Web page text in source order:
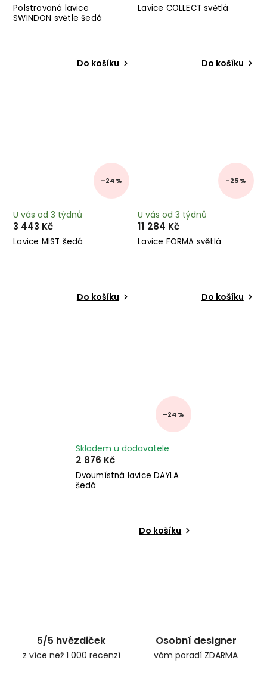
Polstrovaná lavice
SWINDON světle šedá
Do košíku
Lavice COLLECT světlá
Do košíku
–24 %
Lavice MIST šedá
U vás od 3 týdnů
3 443 Kč
Do košíku
–25 %
Lavice FORMA světlá
U vás od 3 týdnů
11 284 Kč
Do košíku
–24 %
Dvoumístná lavice DAYLA
šedá
Skladem u dodavatele
2 876 Kč
Do košíku
5/5 hvězdiček
z více než 1 000 recenzí
Osobní designer
vám poradí ZDARMA